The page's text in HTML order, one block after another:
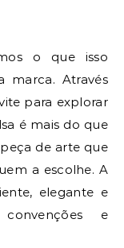
o que isso
marca. Através
para explorar
é mais do que
de arte que
a escolhe. A
elegante e
e